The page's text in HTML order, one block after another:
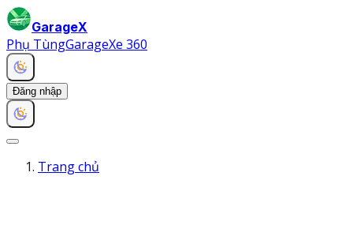
GarageX
Phụ TùngGarageXe 360
Đăng nhập
Trang chủ